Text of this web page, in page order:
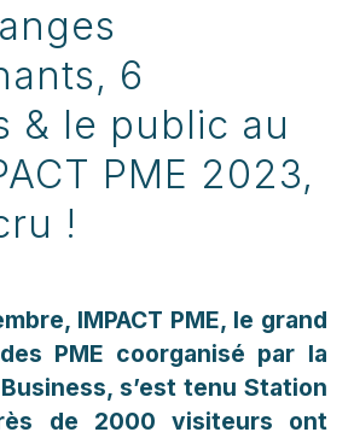
6
& le public au
PME 2023,
!
IMPACT PME, le grand
PME coorganisé par la
s’est tenu Station
de 2000 visiteurs ont